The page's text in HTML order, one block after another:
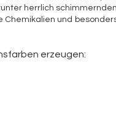
herrlich
und
erzeugen: